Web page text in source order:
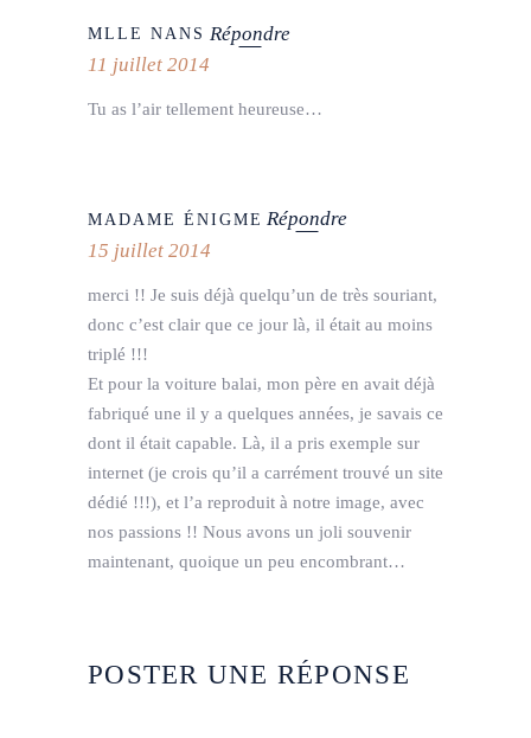
MLLE NANS Répondre
11 juillet 2014
Tu as l’air tellement heureuse…
MADAME ÉNIGME Répondre
15 juillet 2014
merci !! Je suis déjà quelqu’un de très souriant,
donc c’est clair que ce jour là, il était au moins
triplé !!!
Et pour la voiture balai, mon père en avait déjà
fabriqué une il y a quelques années, je savais ce
dont il était capable. Là, il a pris exemple sur
internet (je crois qu’il a carrément trouvé un site
dédié !!!), et l’a reproduit à notre image, avec
nos passions !! Nous avons un joli souvenir
maintenant, quoique un peu encombrant…
POSTER UNE RÉPONSE